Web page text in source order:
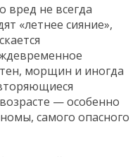
вред не всегда
«летнее сияние»,
морщин и иногда
— особенно
самого опасного